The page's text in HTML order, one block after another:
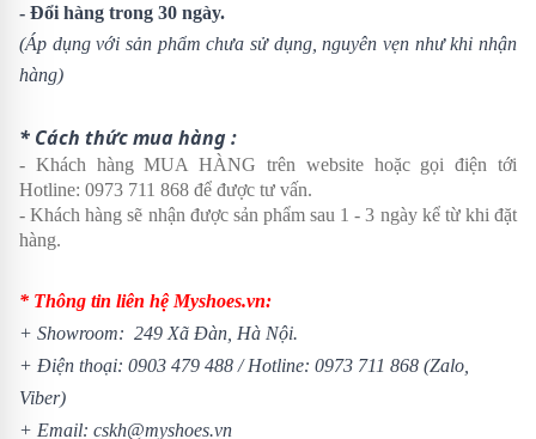
- Đổi hàng trong 30 ngày.
(Áp dụng với sản phẩm chưa sử dụng, nguyên vẹn như khi nhận
hàng)
* Cách thức mua hàng :
- Khách hàng MUA HÀNG trên website hoặc gọi điện tới
Hotline: 0973 711 868 để được tư vấn.
- Khách hàng sẽ nhận được sản phẩm sau 1 - 3 ngày kể từ khi đặt
hàng.
* Thông tin liên hệ Myshoes.vn:
+ Showroom: 249 Xã Đàn, Hà Nội.
+ Điện thoại: 0903 479 488 / Hotline: 0973 711 868 (Zalo,
Viber)
+ Email: cskh@myshoes.vn